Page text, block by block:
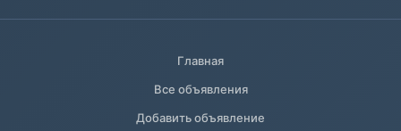
Главная
Все объявления
Добавить объявление